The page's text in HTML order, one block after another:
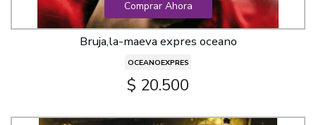
Comprar Ahora
Bruja,la-maeva expres oceano
OCEANOEXPRES
$ 20.500